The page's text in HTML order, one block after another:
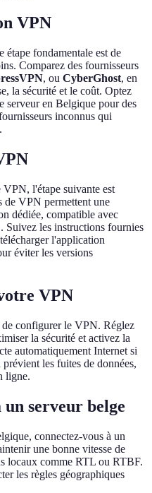
VPN
fondamentale est de
Comparez des fournisseurs
, ou CyberGhost, en
la sécurité et le coût. Optez
en Belgique pour des
inconnus qui
l'étape suivante est
de VPN permettent une
dédiée, compatible avec
les instructions fournies
l'application
éviter les versions
VPN
configurer le VPN. Réglez
la sécurité et activez la
automatiquement Internet si
les fuites de données,
ligne.
serveur belge
connectez-vous à un
une bonne vitesse de
locaux comme RTL ou RTBF.
les règles géographiques